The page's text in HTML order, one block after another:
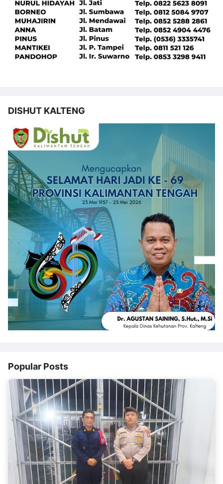
DISHUT KALTENG
Popular Posts